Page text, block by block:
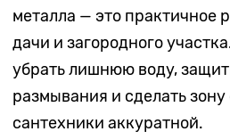
металла — это практичное
дачи и загородного
убрать лишнюю воду,
размывания и сделать зону
сантехники аккуратной.